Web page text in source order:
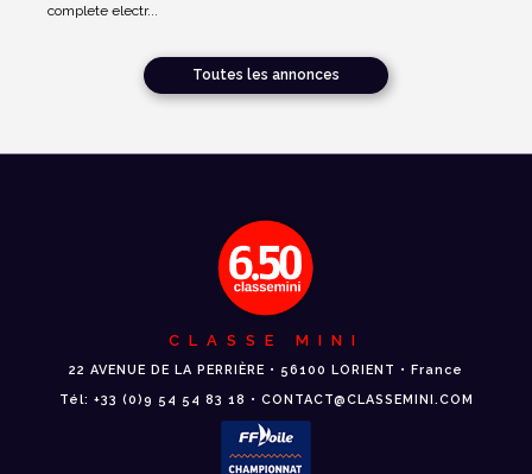
complete electr...
Toutes les annonces
CLASSE MINI
22 AVENUE DE LA PERRIÈRE • 56100 LORIENT • France
Tél: +33 (0)9 54 54 83 18 • CONTACT@CLASSEMINI.COM